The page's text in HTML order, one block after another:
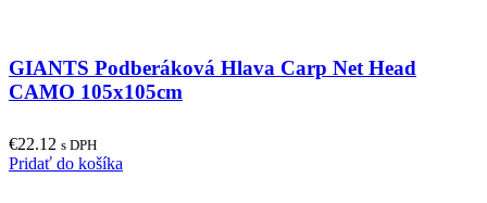
GIANTS Podberáková Hlava Carp Net Head
CAMO 105x105cm
€22.12 s DPH
Pridať do košíka